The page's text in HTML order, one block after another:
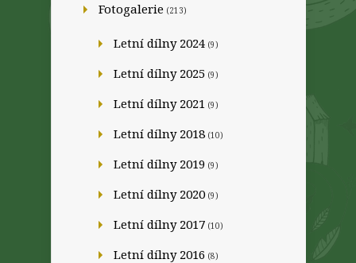
Fotogalerie (213)
Letní dílny 2024 (9)
Letní dílny 2025 (9)
Letní dílny 2021 (9)
Letní dílny 2018 (10)
Letní dílny 2019 (9)
Letní dílny 2020 (9)
Letní dílny 2017 (10)
Letní dílny 2016 (8)